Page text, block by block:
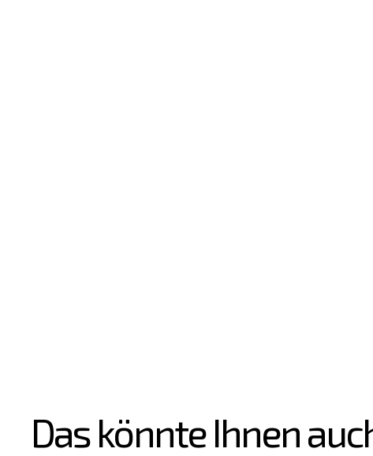
Das könnte Ihnen